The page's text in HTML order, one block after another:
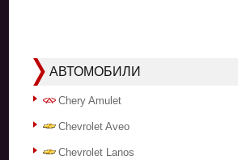
АВТОМОБИЛИ
Chery Amulet
Chevrolet Aveo
Chevrolet Lanos